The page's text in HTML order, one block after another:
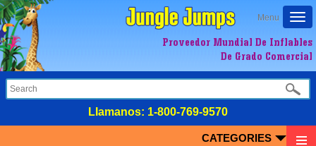
Menu
Proveedor Mundial De Inflables
De Grado Comercial
LIamanos: 1-800-769-9570
CATEGORIES